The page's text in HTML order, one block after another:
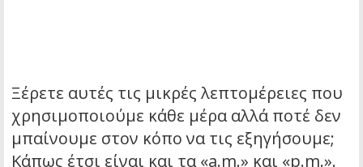
Ξέρετε αυτές τις μικρές λεπτομέρειες που
χρησιμοποιούμε κάθε μέρα αλλά ποτέ δεν
μπαίνουμε στον κόπο να τις εξηγήσουμε;
Κάπως έτσι είναι και τα «a.m.» και «p.m.».